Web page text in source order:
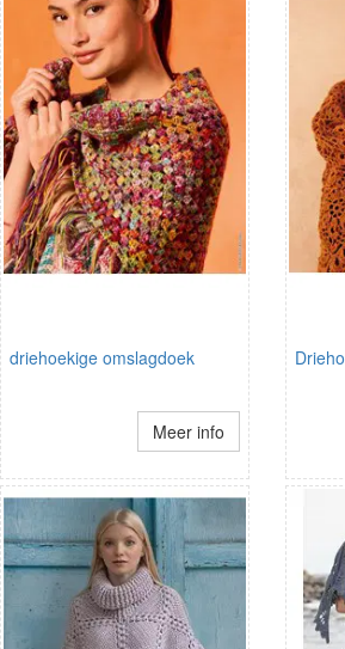
driehoekige omslagdoek
Meer info